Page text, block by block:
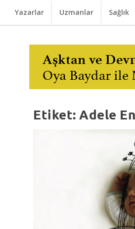
Yazarlar Uzmanlar Sağlık
Etiket:Adele